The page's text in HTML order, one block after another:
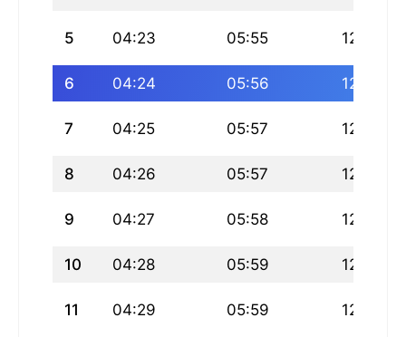
5 04:23 05:55 12:44
6 04:24 05:56 12:44
7 04:25 05:57 12:44
8 04:26 05:57 12:44
9 04:27 05:58 12:44
10 04:28 05:59 12:44
11 04:29 05:59 12:43